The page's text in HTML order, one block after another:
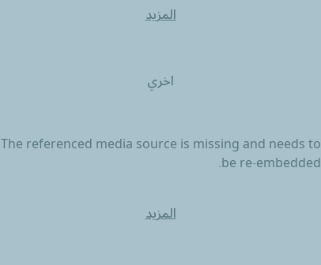
المزيد
اخري
The referenced media source is missing and needs to
be re-embedded.
المزيد